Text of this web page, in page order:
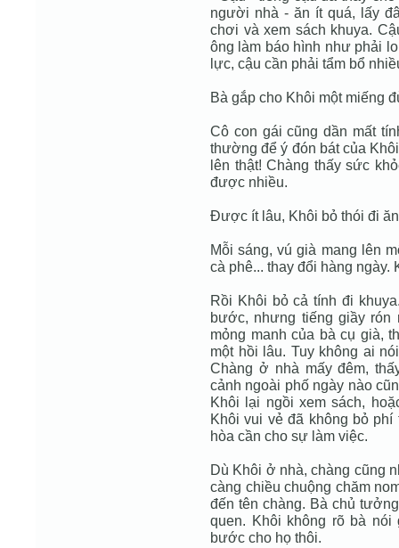
người nhà - ăn ít quá, lấy
chơi và xem sách khuya.
ông làm báo hình như phải
lực, cậu cần phải tẩm bổ
Bà gắp cho Khôi một miếng
Cô con gái cũng dần mất
thường để ý đón bát của
lên thật! Chàng thấy sức
được nhiều.
Được ít lâu, Khôi bỏ thói đi
Mỗi sáng, vú già mang lên
cà phê... thay đổi hàng ngày.
Rồi Khôi bỏ cả tính đi
bước, nhưng tiếng giầy rón
mỏng manh của bà cụ già,
một hồi lâu. Tuy không ai
Chàng ở nhà mấy đêm,
cảnh ngoài phố ngày nào
Khôi lại ngồi xem sách,
Khôi vui vẻ đã không bỏ
hòa cần cho sự làm việc.
Dù Khôi ở nhà, chàng cũng
càng chiều chuộng chăm
đến tên chàng. Bà chủ
quen. Khôi không rõ bà nói
bước cho họ thôi.